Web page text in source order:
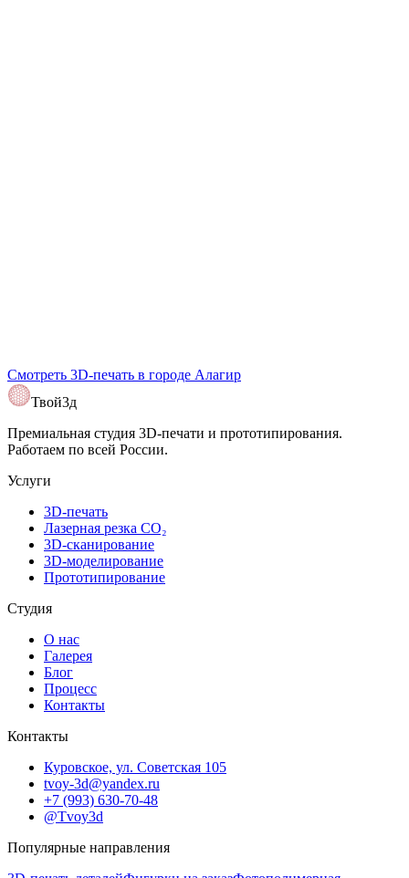
Открыть карту
Смотреть 3D-печать в городе Алагир
Твой3д
Премиальная студия 3D-печати и прототипирования.
Работаем по всей России.
Услуги
3D-печать
Лазерная резка CO₂
3D-сканирование
3D-моделирование
Прототипирование
Студия
О нас
Галерея
Блог
Процесс
Контакты
Контакты
Куровское, ул. Советская 105
tvoy-3d@yandex.ru
+7 (993) 630-70-48
@Tvoy3d
Популярные направления